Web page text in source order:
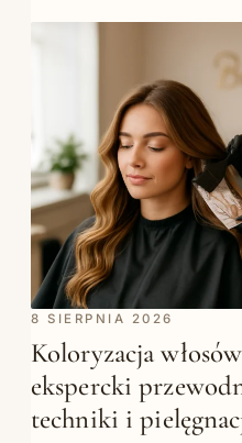
8 SIERPNIA 2026
Koloryzacja
ekspercki
techniki i